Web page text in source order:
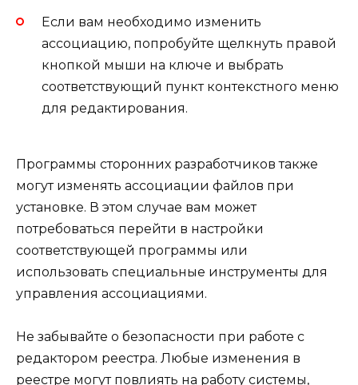
Если вам необходимо изменить
ассоциацию, попробуйте щелкнуть правой
кнопкой мыши на ключе и выбрать
соответствующий пункт контекстного меню
для редактирования.
Программы сторонних разработчиков также
могут изменять ассоциации файлов при
установке. В этом случае вам может
потребоваться перейти в настройки
соответствующей программы или
использовать специальные инструменты для
управления ассоциациями.
Не забывайте о безопасности при работе с
редактором реестра. Любые изменения в
реестре могут повлиять на работу системы,